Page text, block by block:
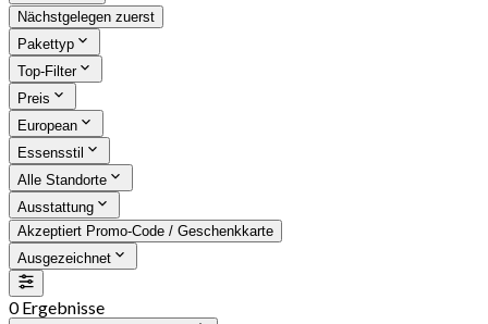
Nächstgelegen zuerst
Pakettyp
Top-Filter
Preis
European
Essensstil
Alle Standorte
Ausstattung
Akzeptiert Promo-Code / Geschenkkarte
Ausgezeichnet
0 Ergebnisse